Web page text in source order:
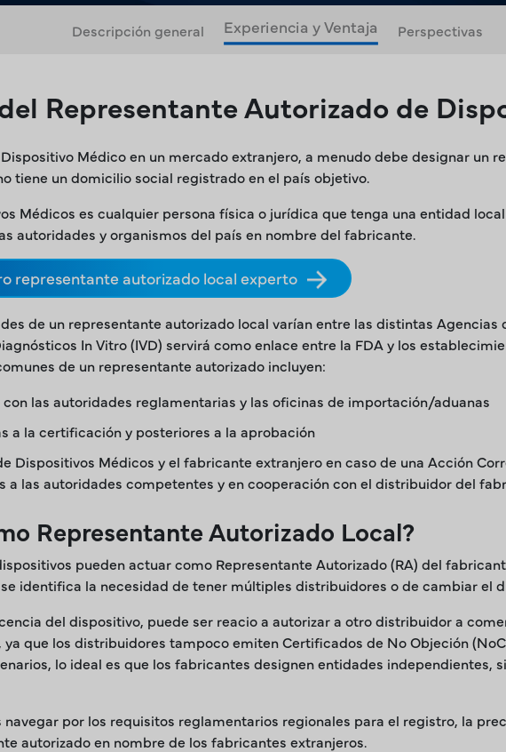
Descripción general Experiencia y Ventaja Perspectivas
Representante Autorizado de
Médico en un mercado extranjero, a menudo debe designar un
tiene un domicilio social registrado en el país objetivo.
Médicos es cualquier persona física o jurídica que tenga una entidad
autoridades y organismos del país en nombre del fabricante.
representante autorizado local experto
de un representante autorizado local varían entre las distintas Agencias
In Vitro (IVD) servirá como enlace entre la FDA y los
de un representante autorizado incluyen:
las autoridades reglamentarias y las oficinas de importación/aduanas
a la certificación y posteriores a la aprobación
Dispositivos Médicos y el fabricante extranjero en caso de una Acción
a las autoridades competentes y en cooperación con el distribuidor del
Representante Autorizado Local?
pueden actuar como Representante Autorizado (RA) del
identifica la necesidad de tener múltiples distribuidores o de cambiar el
del dispositivo, puede ser reacio a autorizar a otro distribuidor a
que los distribuidores tampoco emiten Certificados de No Objeción
lo ideal es que los fabricantes designen entidades independientes,
por los requisitos reglamentarios regionales para el registro, la
autorizado en nombre de los fabricantes extranjeros.